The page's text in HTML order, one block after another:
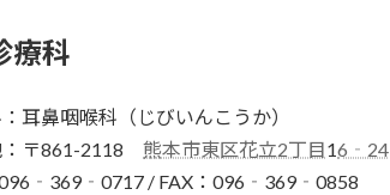
療科
耳鼻咽喉科（じびいんこうか）
：〒861-2118 熊本市東区花立2丁目16‐24
/ FAX：096‐369‐0858